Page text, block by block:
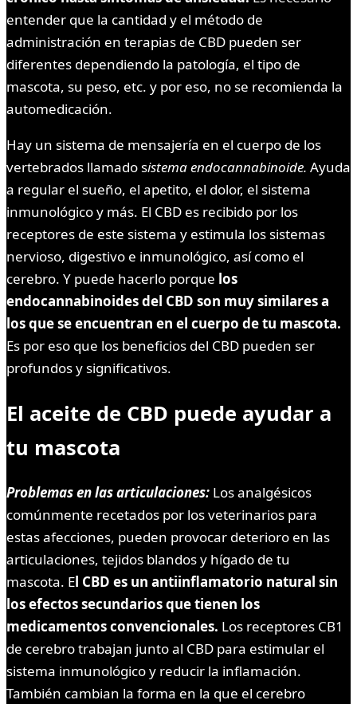
entender que la cantidad y el método de
administración en terapias de CBD pueden ser
diferentes dependiendo la patología, el tipo de
mascota, su peso, etc. y por eso, no se recomienda la
automedicación.
Hay un sistema de mensajería en el cuerpo de los
vertebrados llamado sistema endocannabinoide. Ayuda
a regular el sueño, el apetito, el dolor, el sistema
inmunológico y más. El CBD es recibido por los
receptores de este sistema y estimula los sistemas
nervioso, digestivo e inmunológico, así como el
cerebro. Y puede hacerlo porque los
endocannabinoides del CBD son muy similares a
los que se encuentran en el cuerpo de tu mascota.
Es por eso que los beneficios del CBD pueden ser
profundos y significativos.
El aceite de CBD puede ayudar a
tu mascota
Problemas en las articulaciones: Los analgésicos
comúnmente recetados por los veterinarios para
estas afecciones, pueden provocar deterioro en las
articulaciones, tejidos blandos y hígado de tu
mascota. El CBD es un antiinflamatorio natural sin
los efectos secundarios que tienen los
medicamentos convencionales. Los receptores CB1
de cerebro trabajan junto al CBD para estimular el
sistema inmunológico y reducir la inflamación.
También cambian la forma en la que el cerebro